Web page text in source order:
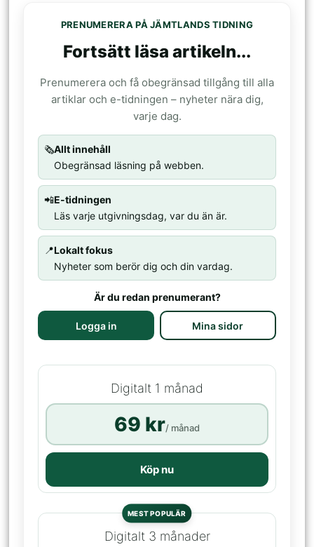
PRENUMERERA PÅ JÄMTLANDS TIDNING
Fortsätt läsa artikeln...
Prenumerera och få obegränsad tillgång till alla
artiklar och e-tidningen – nyheter nära dig,
varje dag.
🗞️Allt innehåll
Obegränsad läsning på webben.
📲E-tidningen
Läs varje utgivningsdag, var du än är.
📍Lokalt fokus
Nyheter som berör dig och din vardag.
Är du redan prenumerant?
Logga in Mina sidor
Digitalt 1 månad
69 kr/ månad
Köp nu
MEST POPULÄR
Digitalt 3 månader